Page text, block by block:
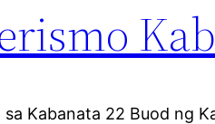
Kabanata 22 Buod ng